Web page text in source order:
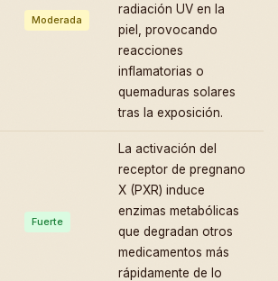
Moderada
radiación UV en la
piel, provocando
reacciones
inflamatorias o
quemaduras solares
tras la exposición.
Fuerte
La activación del
receptor de pregnano
X (PXR) induce
enzimas metabólicas
que degradan otros
medicamentos más
rápidamente de lo